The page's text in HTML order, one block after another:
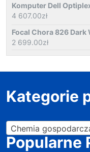
Komputer Dell
4 607.00zł
Focal Chora 826 Dark
2 699.00zł
Kategorie
Chemia
Popularne